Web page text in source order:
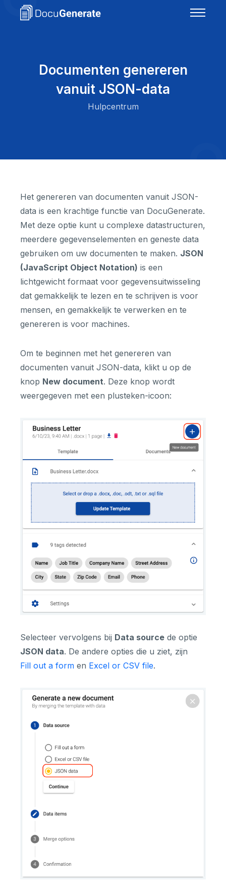
Documenten genereren
vanuit JSON-data
Hulpcentrum
Het genereren van documenten vanuit JSON-
data is een krachtige functie van DocuGenerate.
Met deze optie kunt u complexe datastructuren,
meerdere gegevenselementen en geneste data
gebruiken om uw documenten te maken. JSON
(JavaScript Object Notation) is een
lichtgewicht formaat voor gegevensuitwisseling
dat gemakkelijk te lezen en te schrijven is voor
mensen, en gemakkelijk te verwerken en te
genereren is voor machines.
Om te beginnen met het genereren van
documenten vanuit JSON-data, klikt u op de
knop New document. Deze knop wordt
weergegeven met een plusteken-icoon:
Selecteer vervolgens bij Data source de optie
JSON data. De andere opties die u ziet, zijn
Fill out a form en Excel or CSV file.